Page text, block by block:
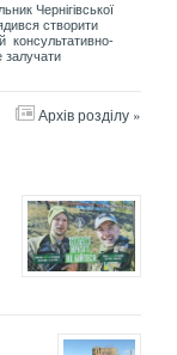
Чернігівської
створити
консультативно-
залучати
Архів розділу »